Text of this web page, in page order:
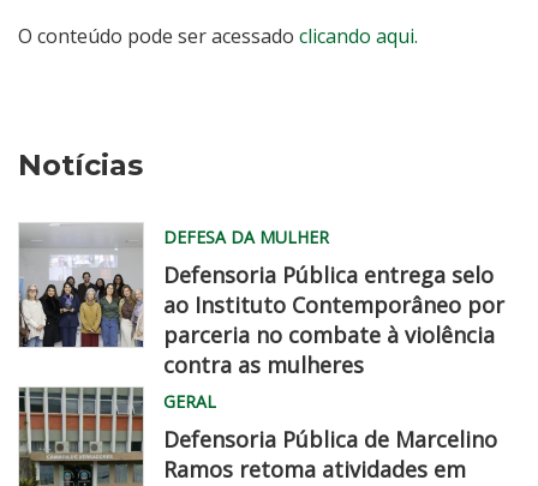
O conteúdo pode ser acessado clicando aqui.
Notícias
MG
0732
DEFESA DA MULHER
Defensoria Pública entrega selo
ao Instituto Contemporâneo por
parceria no combate à violência
contra as mulheres
GERAL
Defensoria Pública de Marcelino
Ramos retoma atividades em